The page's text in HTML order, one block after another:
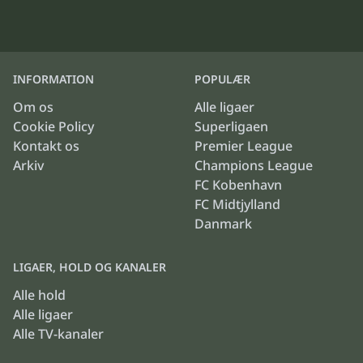
INFORMATION
Om os
Cookie Policy
Kontakt os
Arkiv
POPULÆR
Alle ligaer
Superligaen
Premier League
Champions League
FC Kobenhavn
FC Midtjylland
Danmark
LIGAER, HOLD OG KANALER
Alle hold
Alle ligaer
Alle TV-kanaler